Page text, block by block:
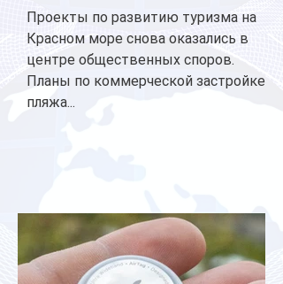
Проекты по развитию туризма на
Красном море снова оказались в
центре общественных споров.
Планы по коммерческой застройке
пляжа...